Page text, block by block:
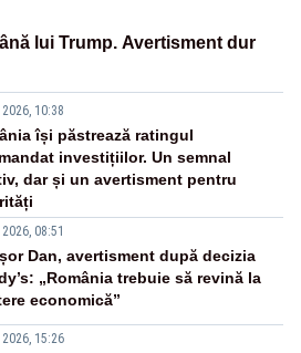
lui Trump. Avertisment dur
10:38
își păstrează ratingul
investițiilor. Un semnal
dar și un avertisment pentru
08:51
Dan, avertisment după decizia
„România trebuie să revină la
economică”
15:26